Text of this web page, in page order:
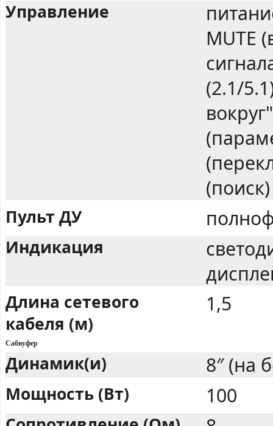
Управление
MUTE
(2.1/
(поиск)
Пульт ДУ
Индикация
Длина сетевого
кабеля (м)
1,5
Сабвуфер
Динамик(и) 8″ (на
Мощность (Вт) 100